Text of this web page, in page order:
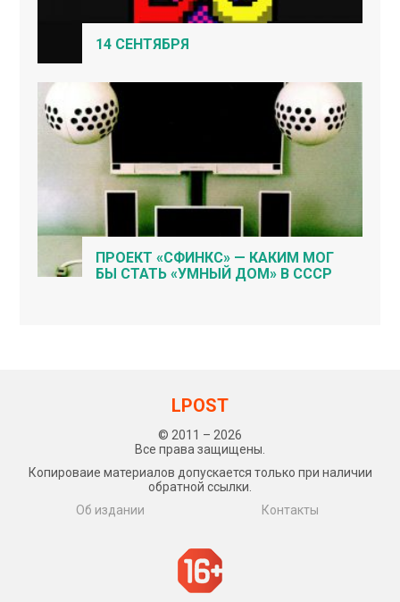
14 СЕНТЯБРЯ
ПРОЕКТ «СФИНКС» — КАКИМ МОГ
БЫ СТАТЬ «УМНЫЙ ДОМ» В СССР
LPOST
© 2011 – 2026
Все права защищены.
Копироваие материалов допускается только при наличии
обратной ссылки.
Об издании
Контакты